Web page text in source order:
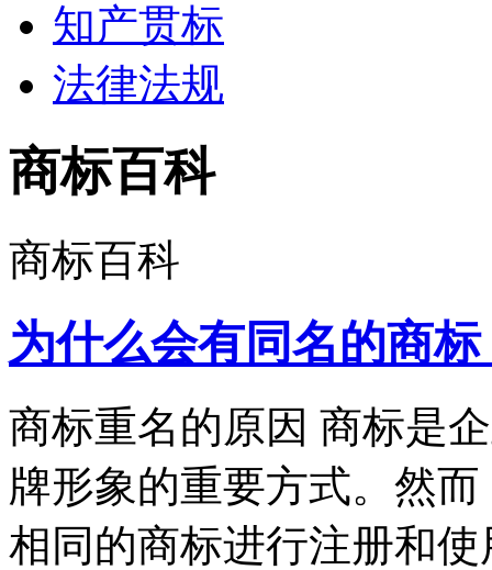
知产贯标
法律法规
商标百科
商标百科
为什么会有同名的商标
商标重名的原因 商标是
牌形象的重要方式。然
相同的商标进行注册和